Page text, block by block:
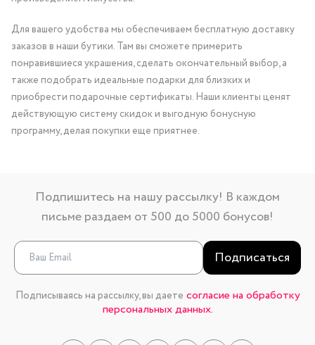
Для вашего удобства мы обеспечиваем бесплатную доставку
заказов в наши бутики. Там вы сможете примерить
понравившиеся украшения, сделать окончательный выбор, а
также подобрать идеальные подарки для близких и
приобрести подарочные сертификаты. Наши клиенты ценят
действующую систему скидок и выгодную бонусную
программу, делая покупки еще приятнее.
Подпишитесь на нашу рассылку! В каждом
письме раздаем от 500 до 5000 бонусов!
Подписаться
Подписываясь на рассылку, вы даете согласие на обработку
персональных данных.